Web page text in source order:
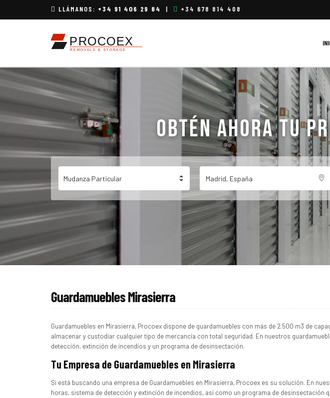
LLÁMANOS: +34 91 406 29 84 | +34 678 814 408
OBTÉN AHORA TU
Guardamuebles Mirasierra
Guardamuebles en Mirasierra, Procoex dispone de guardamuebles con más de 2.500 m3 de
almacenar y custodiar cualquier tipo de mercancía con total seguridad. En nuestros
detección, extinción de incendios y un programa de desinsectación.
Tu Empresa de Guardamuebles en Mirasierra
Si está buscando una empresa de Guardamuebles en Mirasierra, Procoex es su solución. En
horas, sistema de detección y extinción de incendios, así como un programa de desinsectación